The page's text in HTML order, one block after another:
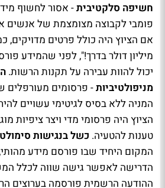
חשיפה סלקטיבית- אסור לחשוף
פומבי לקבוצה מצומצמת של אנשים
מיליון דולר בדרך!", לפני שהמידע
יכול להוות עבירה על תקנות הרשות.
מניפולטיביות- פרסומים מעורפלים
המניה ללא בסיס לגיטימי עשויים
הציוץ היה פרסומי מדי ויצר ציפיות
טענות להטעיה. כשל בנגישות
המקום היחיד שבו פורסם מידע
הדרישה לאפשר גישה שווה לכלל
ההודעה הרשמית פורסמה בערוצים